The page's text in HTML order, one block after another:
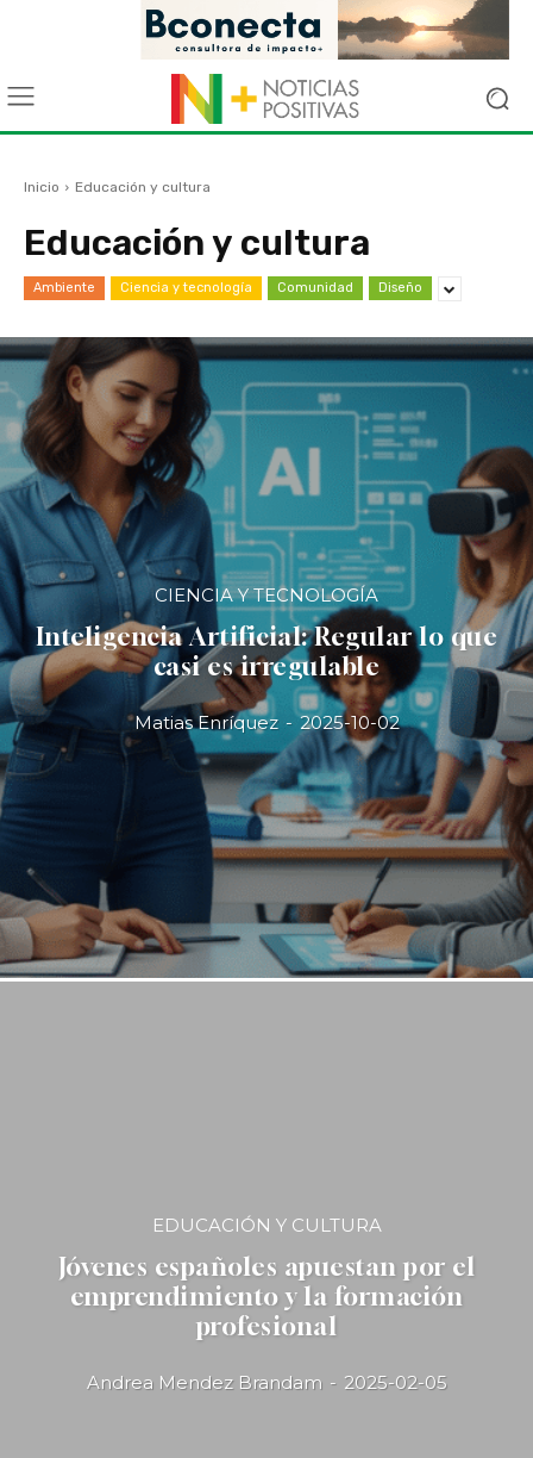
Inicio Educación y cultura
Educación y cultura
Ambiente Ciencia y tecnología Comunidad Diseño
CIENCIA Y TECNOLOGÍA
Inteligencia Artificial: Regular lo que
casi es irregulable
Matias Enríquez - 2025-10-02
EDUCACIÓN Y CULTURA
Jóvenes españoles apuestan por el
emprendimiento y la formación
profesional
Andrea Mendez Brandam - 2025-02-05